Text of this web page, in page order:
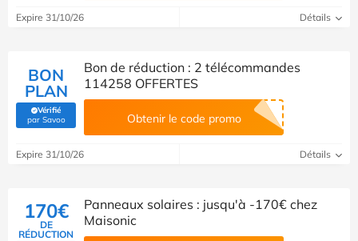
Expire 31/10/26 Détails
BON
PLAN
Vérifié
par Savoo(Vérifié par Savoo)
Bon de réduction : 2 télécommandes
114258 OFFERTES
Obtenir le code promo
Expire 31/10/26 Détails
170€
DE
RÉDUCTION
Panneaux solaires : jusqu'à -170€ chez
Maisonic